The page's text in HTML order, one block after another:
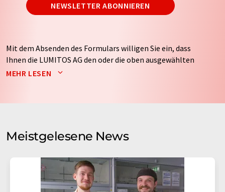
NEWSLETTER ABONNIEREN
Mit dem Absenden des Formulars willigen Sie ein, dass
Ihnen die LUMITOS AG den oder die oben ausgewählten
Newsletter per E-Mail zusendet. Ihre Daten werden
auf Basis unserer
. LUMITOS darf
Meinungsforschung per E-Mail kontaktieren. Ihre
Einwilligung können Sie jederzeit ohne Angabe von
Str. 2, 12489 Berlin oder per E-Mail unter
widerruf@lumitos.commit Wirkung für die Zukunft
widerrufen. Zudem ist in jeder E-Mail ein Link zur
MEHR LESEN
Meistgelesene News